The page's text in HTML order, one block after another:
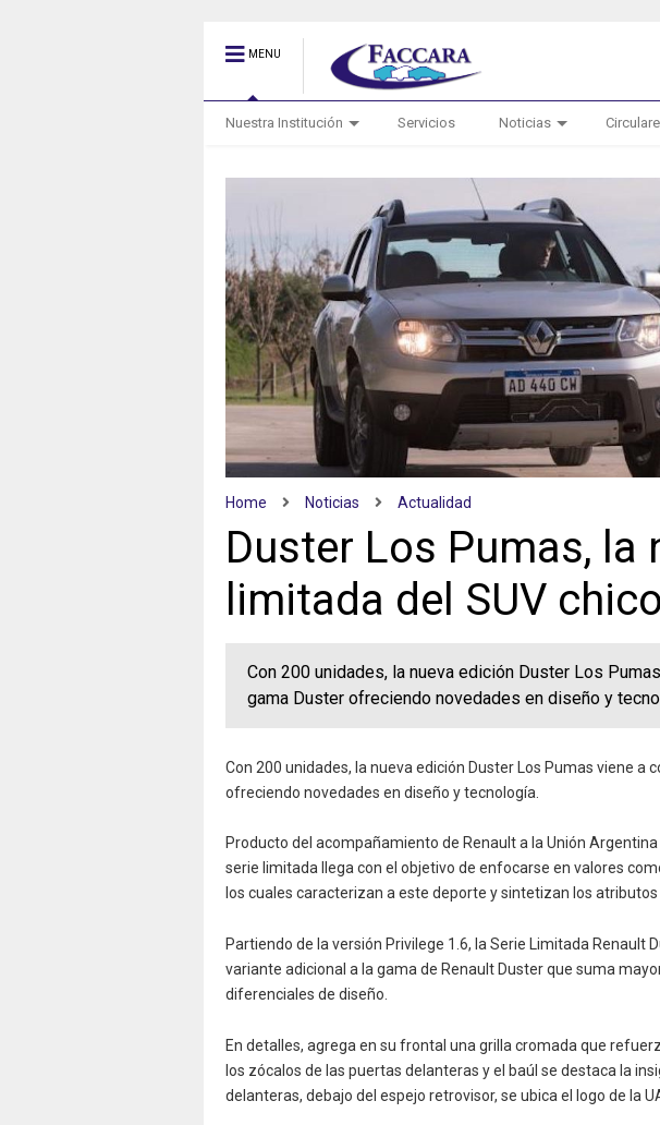
MENU
Nuestra Institución Servicios Noticias
Home Noticias Actualidad
Duster Los Pumas, la
limitada del SUV
Con 200 unidades, la nueva edición Duster Los
gama Duster ofreciendo novedades en diseño y
Con 200 unidades, la nueva edición Duster Los Pumas viene a
ofreciendo novedades en diseño y tecnología.
Producto del acompañamiento de Renault a la Unión
serie limitada llega con el objetivo de enfocarse en valores
los cuales caracterizan a este deporte y sintetizan los
Partiendo de la versión Privilege 1.6, la Serie Limitada Renault
variante adicional a la gama de Renault Duster que suma
diferenciales de diseño.
En detalles, agrega en su frontal una grilla cromada que
los zócalos de las puertas delanteras y el baúl se destaca la
delanteras, debajo del espejo retrovisor, se ubica el logo de la